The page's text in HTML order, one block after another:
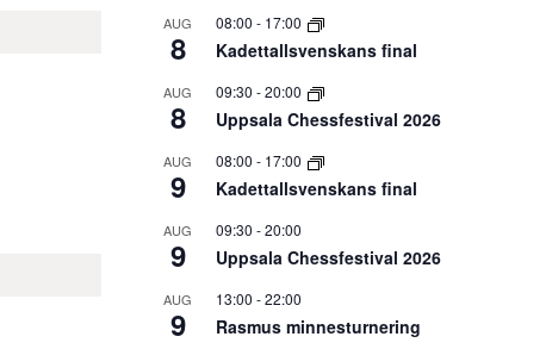
AUG
8
08:00 - 17:00
Kadettallsvenskans final
AUG
8
09:30 -20:00
Uppsala Chessfestival 2026
AUG
9
08:00 - 17:00
Kadettallsvenskans final
AUG
9
09:30 -20:00
Uppsala Chessfestival 2026
AUG
9
13:00 -22:00
Rasmus minnesturnering